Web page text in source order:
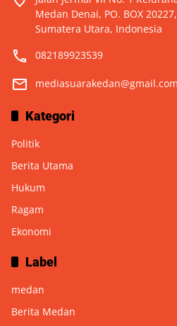
Medan Denai, PO. BOX
Sumatera Utara, Indonesia
082189923539
mediasuarakedan@gmail.com
Kategori
Politik
Berita Utama
Hukum
Ragam
Ekonomi
Label
medan
Berita Medan